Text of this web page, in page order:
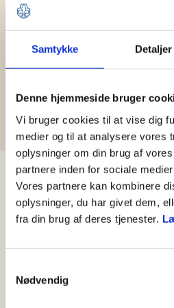
Samtykke Detaljer
Denne hjemmeside bruger
Vi bruger cookies til at vise dig
medier og til at analysere vores
oplysninger om din brug af
partnere inden for sociale
Vores partnere kan kombinere
oplysninger, du har givet dem,
fra din brug af deres tjenester.
Nødvendig
Hjælp til
Medlemshåndtering
Nyheder